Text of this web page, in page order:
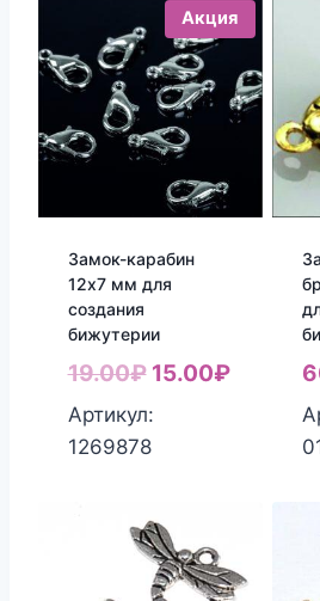
Акция
Замок-карабин
12х7 мм для
создания
бижутерии
19.00₽
цена
составляла
15.00₽
15.00₽.
Артикул:
1269878